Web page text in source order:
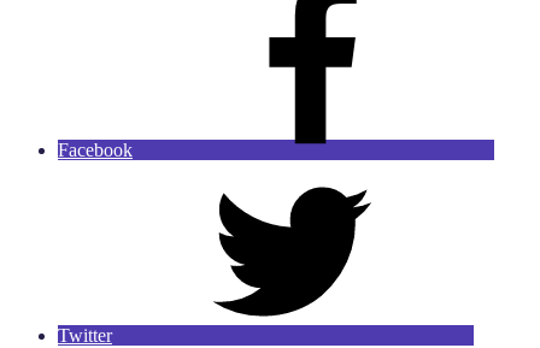
Facebook
Twitter